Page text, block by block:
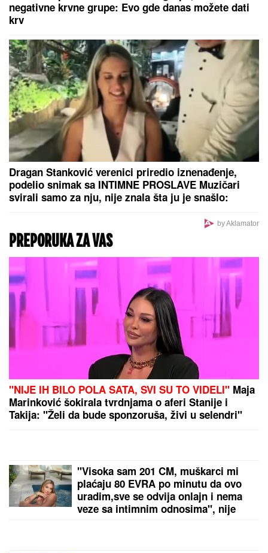
NAPALI HITNU POMOĆ SEKIRAMA!
Vozač teško povređen, paniku
izazvale glasine o otmici dece
BUKTI KOD GACKA:Sve raspoložive vatrogasne
jedinice na terenu
Poseban apel za nultu i A krvnu grupu, kao i sve
negativne krvne grupe: Evo gde danas možete dati
krv